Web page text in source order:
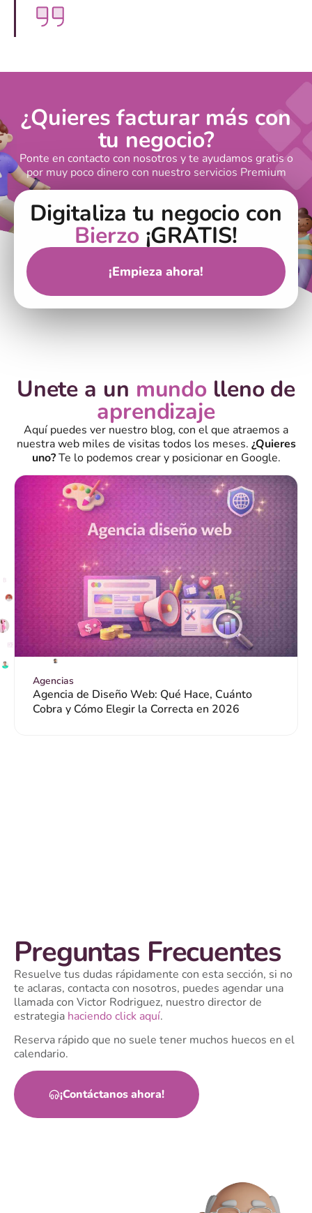
¿Quieres facturar más con
tu negocio?
Ponte en contacto con nosotros y te ayudamos gratis o
por muy poco dinero con nuestro servicios Premium
Digitaliza tu negocio con
Bierzo¡GRATIS!
¡Empieza ahora!
Unete a un mundo lleno de
aprendizaje
Aquí puedes ver nuestro blog, con el que atraemos a
nuestra web miles de visitas todos los meses. ¿Quieres
uno?Te lo podemos crear y posicionar en Google.
Agencias
Agencia de Diseño Web: Qué Hace, Cuánto
Cobra y Cómo Elegir la Correcta en 2026
Preguntas Frecuentes
Resuelve tus dudas rápidamente con esta sección, si no
te aclaras, contacta con nosotros, puedes agendar una
llamada con Victor Rodriguez, nuestro director de
estrategia haciendo click aquí.
Reserva rápido que no suele tener muchos huecos en el
calendario.
¡Contáctanos ahora!